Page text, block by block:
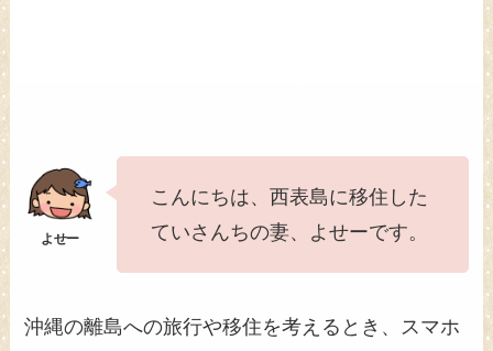
こんにちは、西表島に移住した
ていさんちの妻、よせーです。
沖縄の離島への旅行や移住を考えるとき、スマホ